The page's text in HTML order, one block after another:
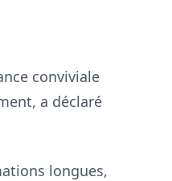
conviviale
a déclaré
longues,